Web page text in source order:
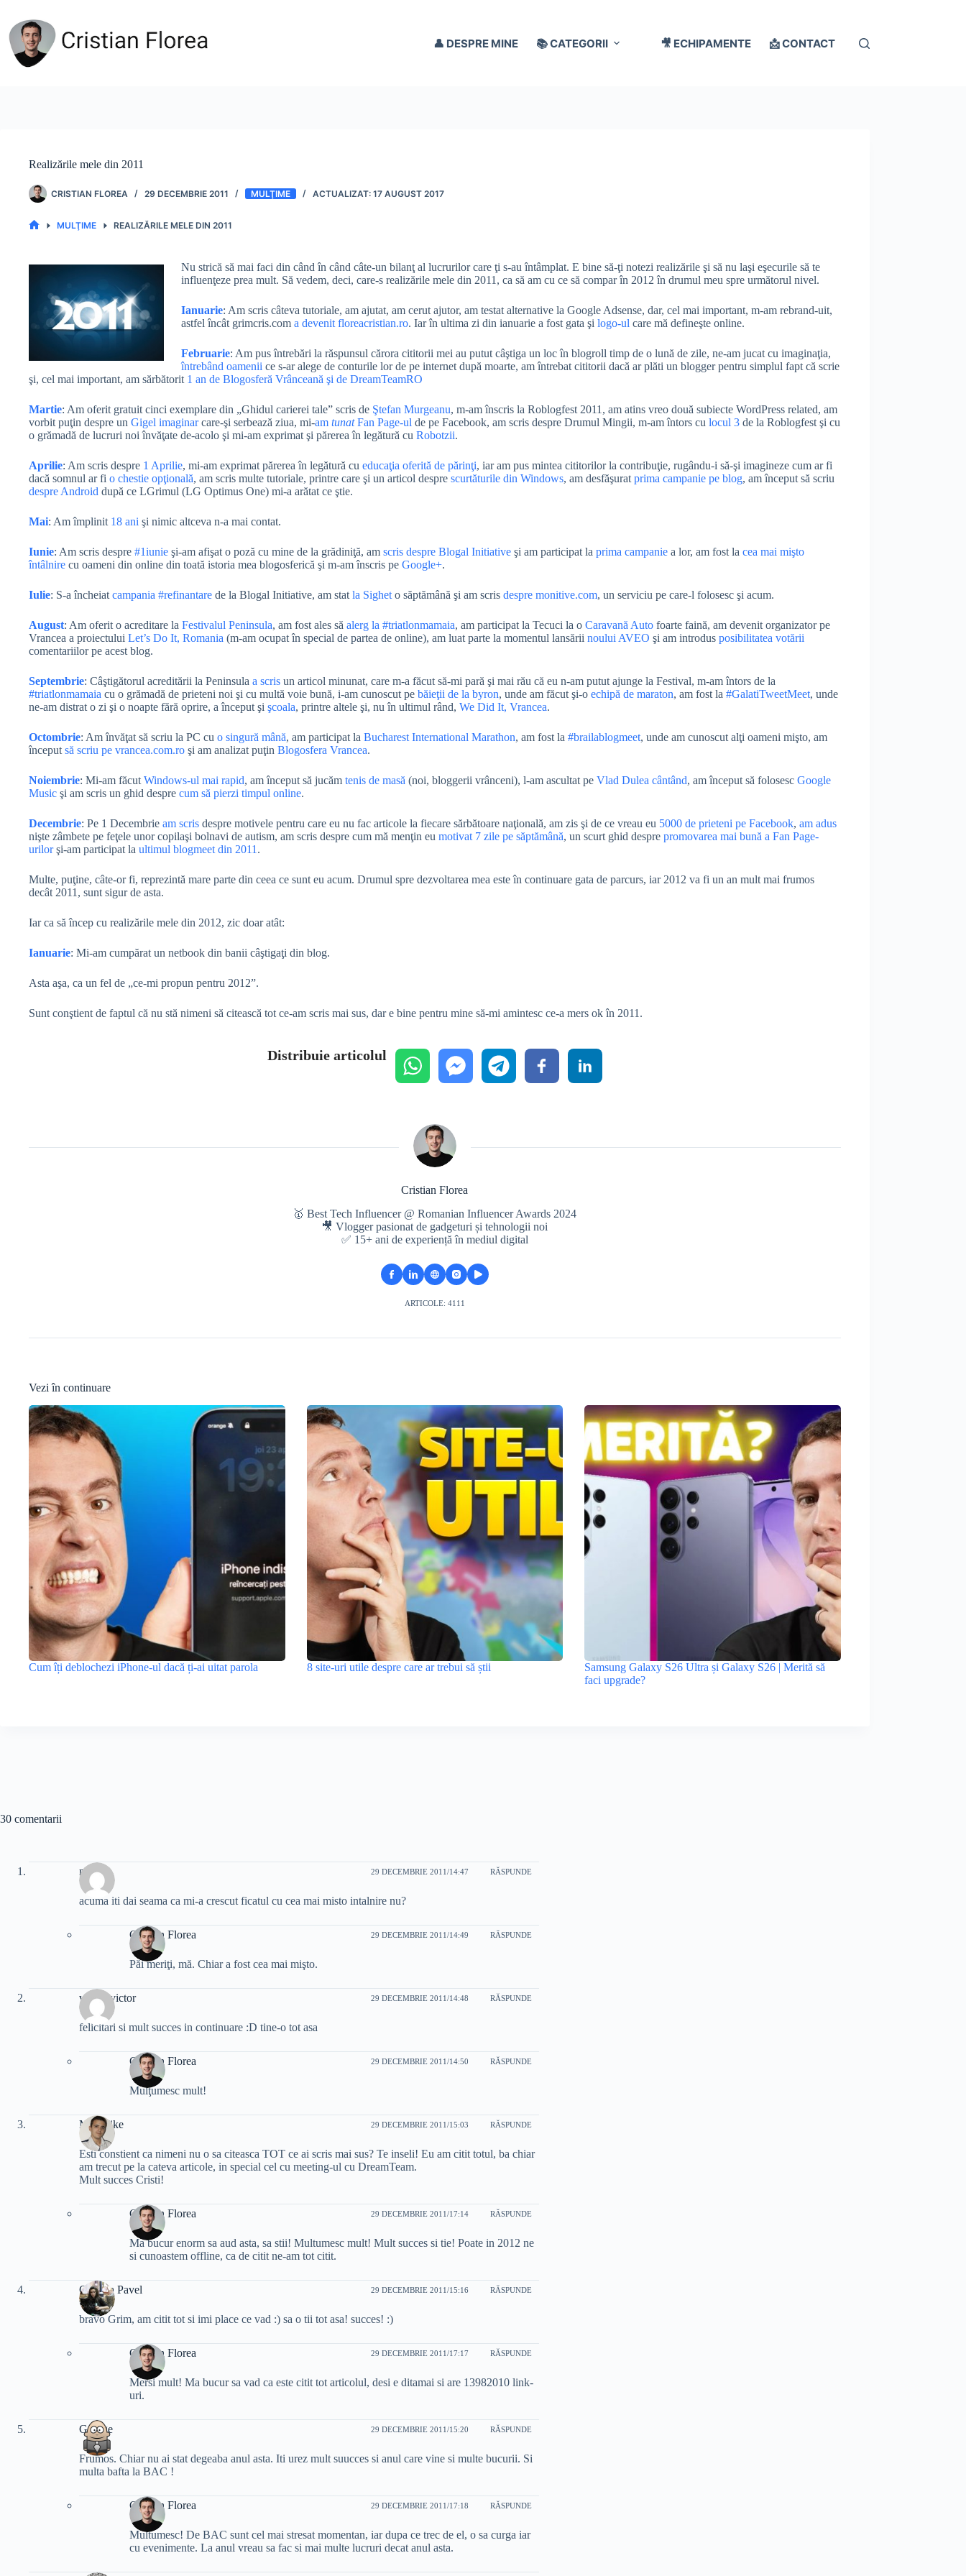
conținut
👤 DESPRE MINE 📚 CATEGORII 🎥 ECHIPAMENTE 📩 CONTACT
Realizările mele din 2011
CRISTIAN FLOREA 29 DECEMBRIE 2011 MULŢIME 17 AUGUST 2017
MULŢIME REALIZĂRILE MELE DIN 2011
Nu strică să mai faci din când în când câte-un bilanţ al lucrurilor care ţi s-au întâmplat. E bine să-ţi notezi realizările şi să nu laşi eşecurile să te
influenţeze prea mult. Să vedem, deci, care-s realizările mele din 2011, ca să am cu ce să compar în 2012 în drumul meu spre următorul nivel.
Ianuarie: Am scris câteva tutoriale, am ajutat, am cerut ajutor, am testat alternative la Google Adsense, dar, cel mai important, m-am rebrand-uit,
astfel încât grimcris.com a devenit floreacristian.ro. Iar în ultima zi din ianuarie a fost gata şi logo-ul care mă defineşte online.
Februarie: Am pus întrebări la răspunsul cărora cititorii mei au putut câştiga un loc în blogroll timp de o lună de zile, ne-am jucat cu imaginaţia,
întrebând oamenii ce s-ar alege de conturile lor de pe internet după moarte, am întrebat cititorii dacă ar plăti un blogger pentru simplul fapt că scrie
şi, cel mai important, am sărbătorit 1 an de Blogosferă Vrânceană şi de DreamTeamRO
Martie: Am oferit gratuit cinci exemplare din „Ghidul carierei tale” scris de Ştefan Murgeanu, m-am înscris la Roblogfest 2011, am atins vreo două subiecte WordPress related, am
vorbit puţin despre un Gigel imaginarcare-şi serbează ziua, mi-am tunatFan Page-ul de pe Facebook, am scris despre Drumul Mingii, m-am întors cu locul 3 de la Roblogfest şi cu
o grămadă de lucruri noi învăţate de-acolo şi mi-am exprimat şi părerea în legătură cu Robotzii.
Aprilie: Am scris despre 1 Aprilie, mi-am exprimat părerea în legătură cu educaţia oferită de părinţi, iar am pus mintea cititorilor la contribuţie, rugându-i să-şi imagineze cum ar fi
dacă somnul ar fi o chestie opţională, am scris multe tutoriale, printre care şi un articol despre scurtăturile din Windows, am desfăşurat prima campanie pe blog, am început să scriu
despre Android după ce LGrimul (LG Optimus One) mi-a arătat ce ştie.
Mai: Am împlinit 18 ani şi nimic altceva n-a mai contat.
Iunie: Am scris despre #1iunie şi-am afişat o poză cu mine de la grădiniţă, am scris despre Blogal Initiative şi am participat la prima campanie a lor, am fost la cea mai mişto
întâlnire cu oameni din online din toată istoria mea blogosferică şi m-am înscris pe Google+.
Iulie: S-a încheiat campania #refinantare de la Blogal Initiative, am stat la Sighet o săptămână şi am scris despre monitive.com, un serviciu pe care-l folosesc şi acum.
August: Am oferit o acreditare la Festivalul Peninsula, am fost ales să alerg la #triatlonmamaia, am participat la Tecuci la o Caravană Auto foarte faină, am devenit organizator pe
Vrancea a proiectului Let’s Do It, Romania (m-am ocupat în special de partea de online), am luat parte la momentul lansării noului AVEO şi am introdus posibilitatea votării
comentariilor pe acest blog.
Septembrie: Câştigătorul acreditării la Peninsula a scris un articol minunat, care m-a făcut să-mi pară şi mai rău că eu n-am putut ajunge la Festival, m-am întors de la
#triatlonmamaia cu o grămadă de prieteni noi şi cu multă voie bună, i-am cunoscut pe băieţii de la byron, unde am făcut şi-o echipă de maraton, am fost la #GalatiTweetMeet, unde
ne-am distrat o zi şi o noapte fără oprire, a început şi şcoala, printre altele şi, nu în ultimul rând, We Did It, Vrancea.
Octombrie: Am învăţat să scriu la PC cu o singură mână, am participat la Bucharest International Marathon, am fost la #brailablogmeet, unde am cunoscut alţi oameni mişto, am
început să scriu pe vrancea.com.ro şi am analizat puţin Blogosfera Vrancea.
Noiembrie: Mi-am făcut Windows-ul mai rapid, am început să jucăm tenis de masă (noi, bloggerii vrânceni), l-am ascultat pe Vlad Dulea cântând, am început să folosesc Google
Music şi am scris un ghid despre cum să pierzi timpul online.
Decembrie: Pe 1 Decembrie am scris despre motivele pentru care eu nu fac articole la fiecare sărbătoare naţională, am zis şi de ce vreau eu 5000 de prieteni pe Facebook, am adus
nişte zâmbete pe feţele unor copilaşi bolnavi de autism, am scris despre cum mă menţin eu motivat 7 zile pe săptămână, un scurt ghid despre promovarea mai bună a Fan Page-
urilorşi-am participat la ultimul blogmeet din 2011 .
Multe, puţine, câte-or fi, reprezintă mare parte din ceea ce sunt eu acum. Drumul spre dezvoltarea mea este în continuare gata de parcurs, iar 2012 va fi un an mult mai frumos
decât 2011, sunt sigur de asta.
Iar ca să încep cu realizările mele din 2012, zic doar atât:
Ianuarie: Mi-am cumpărat un netbook din banii câştigaţi din blog.
Asta aşa, ca un fel de „ce-mi propun pentru 2012”.
Sunt conştient de faptul că nu stă nimeni să citească tot ce-am scris mai sus, dar e bine pentru mine să-mi amintesc ce-a mers ok în 2011.
Distribuie articolul
Cristian Florea
🥇 Best Tech Influencer @ Romanian Influencer Awards 2024
🎥 Vlogger pasionat de gadgeturi și tehnologii noi
✅ 15+ ani de experiență în mediul digital
ARTICOLE: 4111
Vezi în continuare
Cum îți deblochezi iPhone-ul dacă ți-ai uitat parola 8 site-uri utile despre care ar trebui să știi
Samsung Galaxy S26 Ultra și Galaxy S26 | Merită să
faci upgrade?
30 comentarii
mihai 29 DECEMBRIE 2011/14:47 RĂSPUNDE
acuma iti dai seama ca mi-a crescut ficatul cu cea mai misto intalnire nu?
Cristian Florea 29 DECEMBRIE 2011/14:49 RĂSPUNDE
Păi meriţi, mă. Chiar a fost cea mai mişto.
vladut victor 29 DECEMBRIE 2011/14:48 RĂSPUNDE
felicitari si mult succes in continuare :D tine-o tot asa
Cristian Florea 29 DECEMBRIE 2011/14:50 RĂSPUNDE
Mulţumesc mult!
MadMike 29 DECEMBRIE 2011/15:03 RĂSPUNDE
Esti constient ca nimeni nu o sa citeasca TOT ce ai scris mai sus? Te inseli! Eu am citit totul, ba chiar
am trecut pe la cateva articole, in special cel cu meeting-ul cu DreamTeam.
Mult succes Cristi!
Cristian Florea 29 DECEMBRIE 2011/17:14 RĂSPUNDE
Ma bucur enorm sa aud asta, sa stii! Multumesc mult! Mult succes si tie! Poate in 2012 ne
si cunoastem offline, ca de citit ne-am tot citit.
Cristina Pavel 29 DECEMBRIE 2011/15:16 RĂSPUNDE
bravo Grim, am citit tot si imi place ce vad :) sa o tii tot asa! succes! :)
Cristian Florea 29 DECEMBRIE 2011/17:17 RĂSPUNDE
Mersi mult! Ma bucur sa vad ca este citit tot articolul, desi e ditamai si are 13982010 link-
uri.
George 29 DECEMBRIE 2011/15:20 RĂSPUNDE
Frumos. Chiar nu ai stat degeaba anul asta. Iti urez mult suucces si anul care vine si multe bucurii. Si
multa bafta la BAC !
Cristian Florea 29 DECEMBRIE 2011/17:18 RĂSPUNDE
Multumesc! De BAC sunt cel mai stresat momentan, iar dupa ce trec de el, o sa curga iar
cu evenimente. La anul vreau sa fac si mai multe lucruri decat anul asta.